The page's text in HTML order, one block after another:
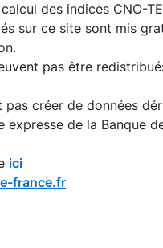
des indices CNO-
sur ce site sont mis
pas être
créer de données
de la Banque
ici
france.fr